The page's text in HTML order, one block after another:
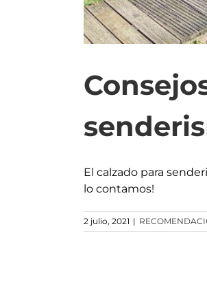
El calzado para
lo contamos!
2 julio, 2021 |